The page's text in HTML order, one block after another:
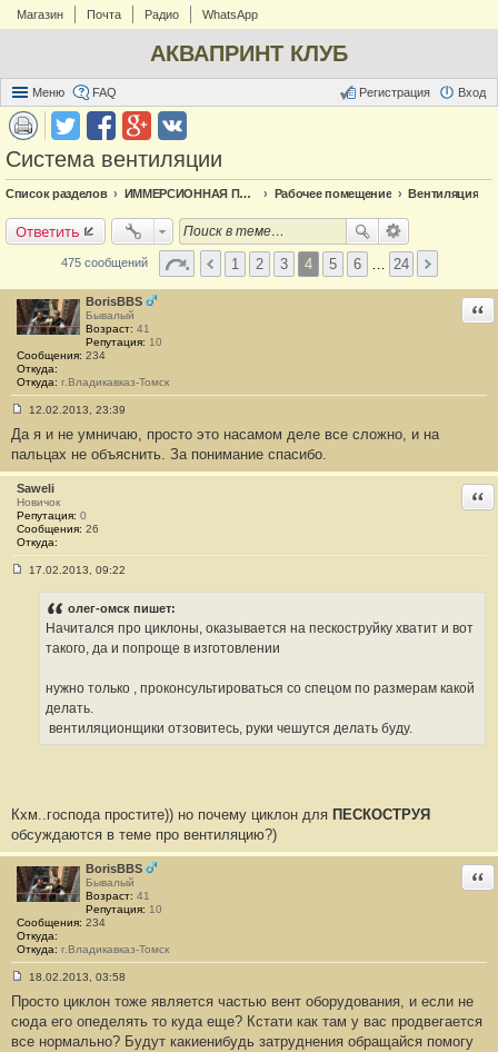
Магазин Почта Радио WhatsApp
АКВАПРИНТ КЛУБ
Меню FAQ Вход
Регистрация
Система вентиляции
Список разделов ИММЕРСИОННАЯ ПЕЧАТЬ Рабочее помещение Вентиляция
Ответить
475 сообщений 1 2 3 4 5 6 24
BorisBBS
Бывалый
Возраст: 41
Репутация: 10
Сообщения: 234
Откуда:
Откуда: г.Владикавказ-Томск
о
б
щ
е
н
и
е
#
12.02.2013, 23:39
Да я и не умничаю, просто это насамом деле все сложно, и на
пальцах не объяснить. За понимание спасибо.
Saweli
Новичок
Репутация: 0
Сообщения: 26
Откуда:
17.02.2013, 09:22
олег-омск пишет:
Начитался про циклоны, оказывается на пескоструйку хватит и вот
такого, да и попроще в изготовлении
нужно только , проконсультироваться со спецом по размерам какой
делать.
вентиляционщики отзовитесь, руки чешутся делать буду.
Кхм..господа простите)) но почему циклон для ПЕСКОСТРУЯ
обсуждаются в теме про вентиляцию?)
BorisBBS
Бывалый
Возраст: 41
Репутация: 10
Сообщения: 234
Откуда:
Откуда: г.Владикавказ-Томск
о
б
щ
18.02.2013, 03:58
Просто циклон тоже является частью вент оборудования, и если не
сюда его опеделять то куда еще? Кстати как там у вас продвегается
все нормально? Будут какиенибудь затруднения обращайся помогу